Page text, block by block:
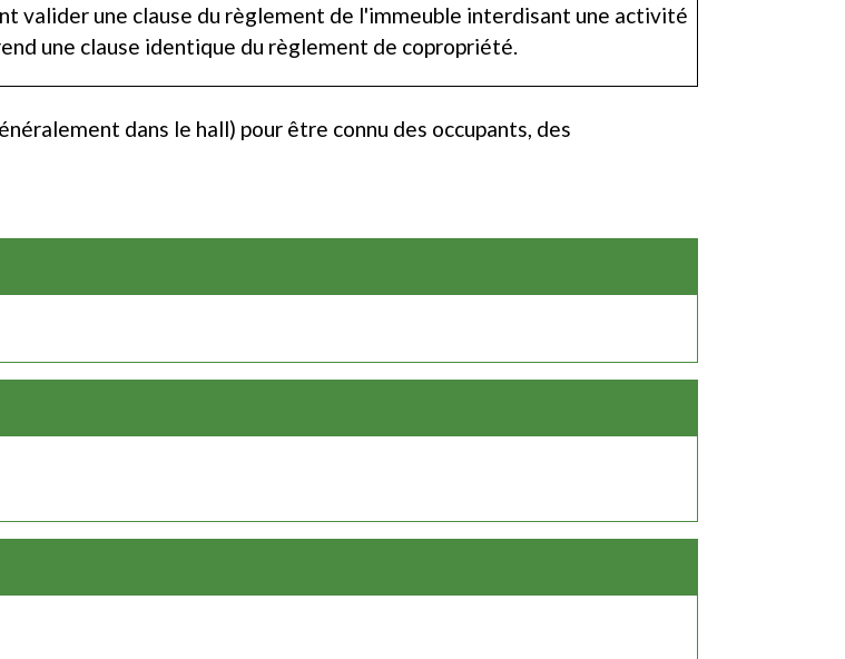
valider une clause du règlement de l'immeuble interdisant une activité
une clause identique du règlement de copropriété.
dans le hall) pour être connu des occupants, des